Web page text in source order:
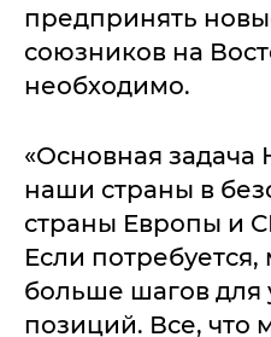
предпринять
союзников на
необходимо.
«Основная задача
наши страны в
страны Европы и
Если
больше шагов
позиций. Все, что